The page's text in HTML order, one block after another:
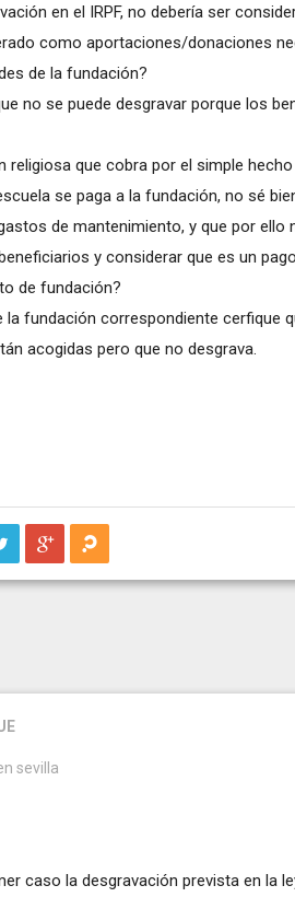
en el IRPF, no debería ser
como aportaciones/donaciones
de la fundación?
no se puede desgravar porque los
religiosa que cobra por el simple
se paga a la fundación, no sé
de mantenimiento, y que por ello
y considerar que es un
de fundación?
la fundación correspondiente cerfique
acogidas pero que no desgrava.
sevilla
caso la desgravación prevista en la